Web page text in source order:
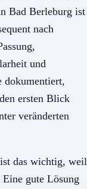
Bad Berleburg ist
nach
und
dokumentiert,
ersten Blick
veränderten
das wichtig, weil
gute Lösung